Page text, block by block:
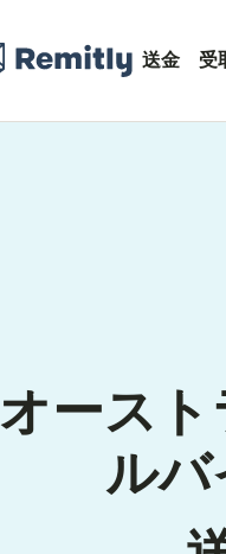
送金 受
オース
ルバ